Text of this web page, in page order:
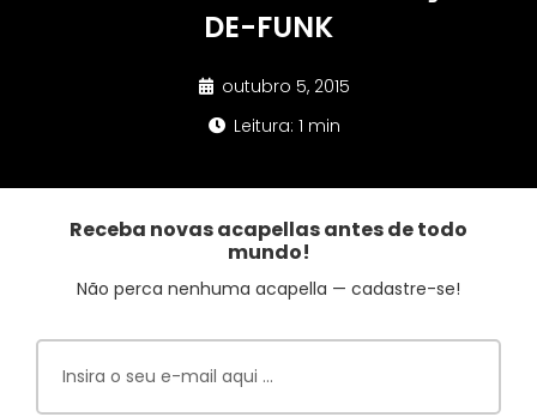
DE-FUNK
outubro 5, 2015
Leitura: 1 min
Receba novas acapellas antes de todo
mundo!
Não perca nenhuma acapella — cadastre-se!